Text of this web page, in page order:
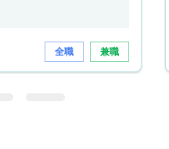
全職 兼職